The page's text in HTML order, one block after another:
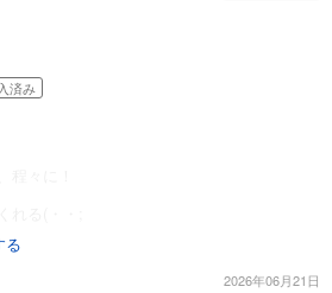
済み
る
2026年06月21日